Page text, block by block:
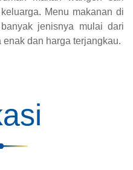
Menu makanan di
jenisnya mulai dari
dan harga terjangkau.